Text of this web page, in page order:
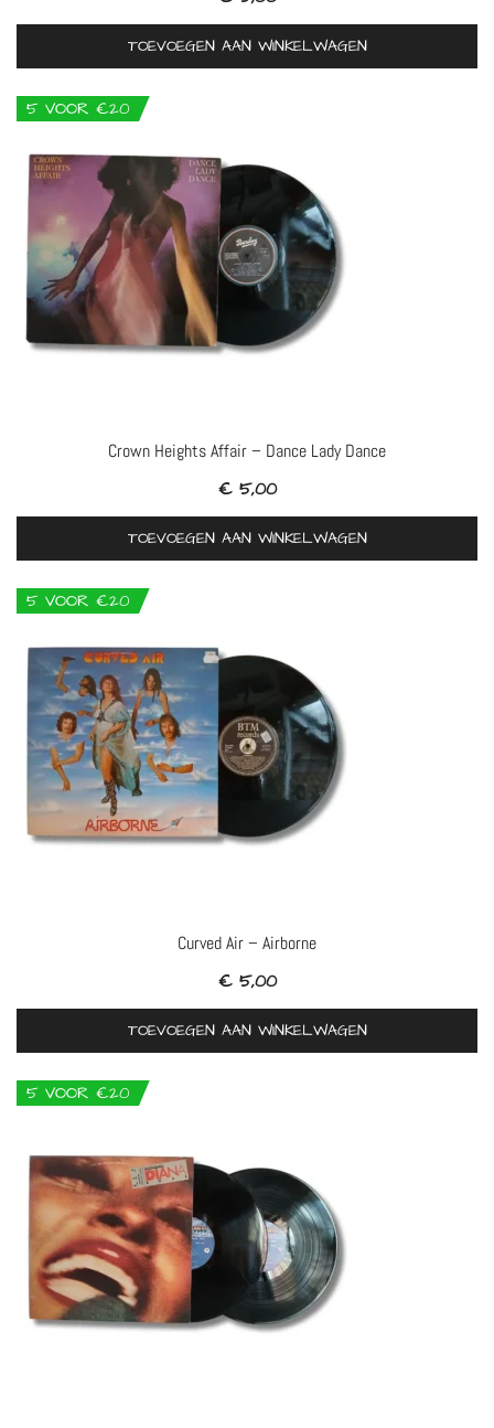
TOEVOEGEN AAN WINKELWAGEN
5 VOOR €20
Crown Heights Affair – Dance Lady Dance
€5,00
TOEVOEGEN AAN WINKELWAGEN
5 VOOR €20
Curved Air – Airborne
€5,00
TOEVOEGEN AAN WINKELWAGEN
5 VOOR €20